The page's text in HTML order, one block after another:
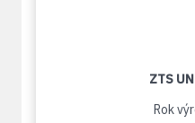
ZTS
Rok